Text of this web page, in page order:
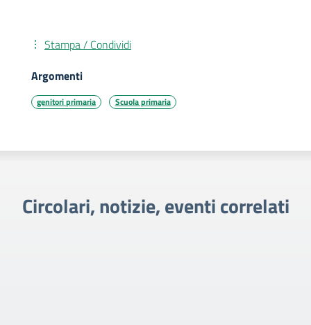
Stampa / Condividi
Argomenti
genitori primaria Scuola primaria
Circolari, notizie, eventi correlati